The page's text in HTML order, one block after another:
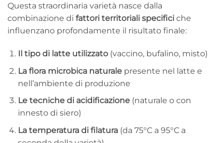
Questa straordinaria varietà nasce dalla
combinazione di fattori territoriali specifici che
influenzano profondamente il risultato finale:
Il tipo di latte utilizzato(vaccino, bufalino, misto)
La flora microbica naturalepresente nel latte e
nell’ambiente di produzione
Le tecniche di acidificazione(naturale o con
innesto di siero)
La temperatura di filatura(da 75°C a 95°C a